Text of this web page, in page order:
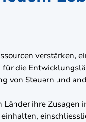
verstärken,
die
von Steuern und
ihre Zusagen